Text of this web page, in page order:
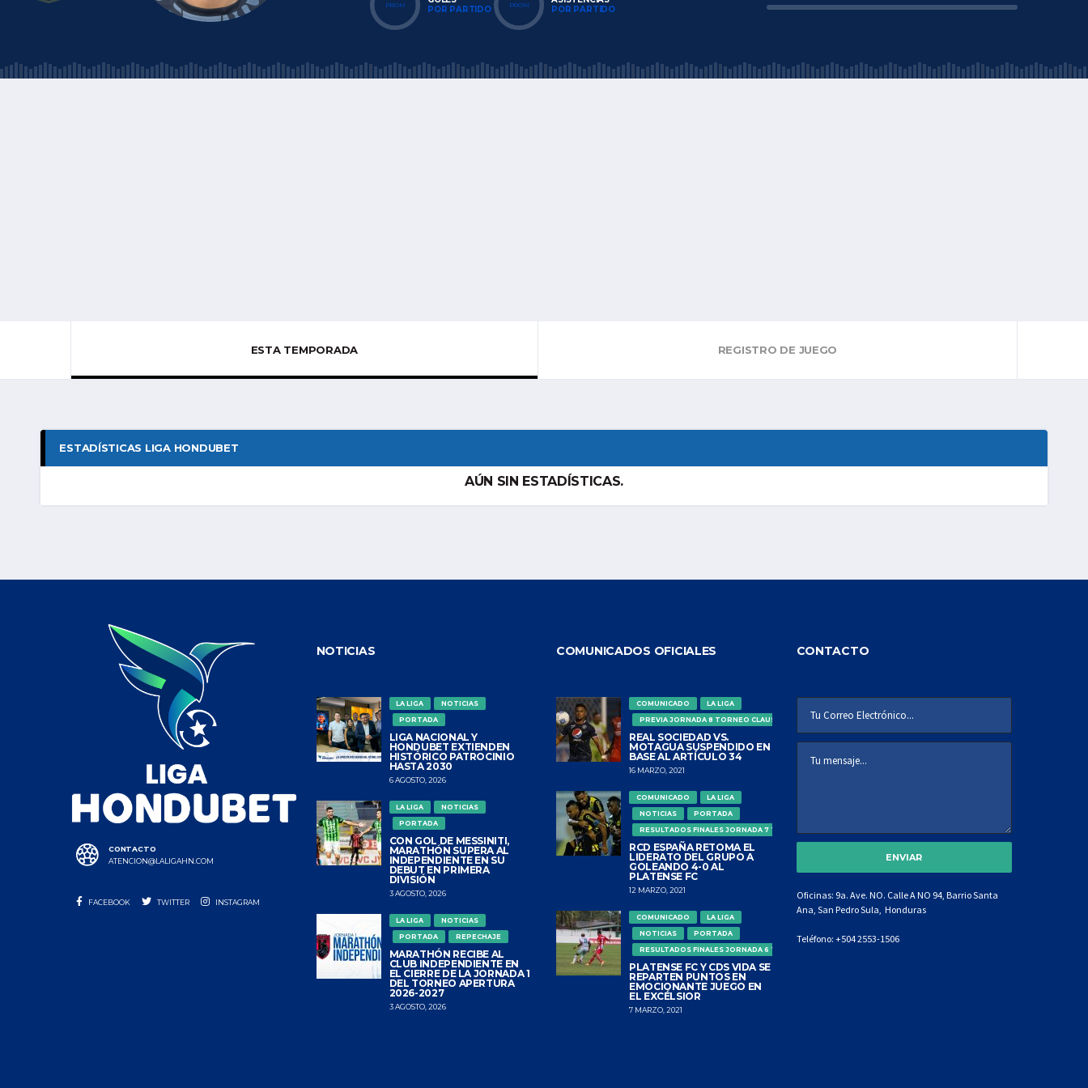
PROM
POR PARTIDO
PROM
POR PARTIDO
ESTA TEMPORADA REGISTRO DE JUEGO
ESTADÍSTICAS LIGA HONDUBET
AÚN SIN ESTADÍSTICAS.
CONTACTO
ATENCION@LALIGAHN.COM
FACEBOOK TWITTER INSTAGRAM
NOTICIAS
LA LIGA
NOTICIAS
PORTADA
LIGA NACIONAL Y
HONDUBET EXTIENDEN
HISTÓRICO PATROCINIO
HASTA 2030
6 AGOSTO, 2026
LA LIGA
NOTICIAS
PORTADA
CON GOL DE MESSINITI,
MARATHÓN SUPERA AL
INDEPENDIENTE EN SU
DEBUT EN PRIMERA
DIVISIÓN
3 AGOSTO, 2026
LA LIGA
NOTICIAS
PORTADA
REPECHAJE
MARATHÓN RECIBE AL
CLUB INDEPENDIENTE EN
EL CIERRE DE LA JORNADA 1
DEL TORNEO APERTURA
2026-2027
3 AGOSTO, 2026
COMUNICADOS OFICIALES
COMUNICADO
LA LIGA
PREVIA JORNADA 8 TORNEO CLAUSURA
REAL SOCIEDAD VS.
MOTAGUA SUSPENDIDO EN
BASE AL ARTÍCULO 34
16 MARZO, 2021
COMUNICADO
LA LIGA
NOTICIAS
PORTADA
RESULTADOS FINALES JORNADA 7 TORNEO CLAUSURA
RCD ESPAÑA RETOMA EL
LIDERATO DEL GRUPO A
GOLEANDO 4-0 AL
PLATENSE FC
12 MARZO, 2021
COMUNICADO
LA LIGA
NOTICIAS
PORTADA
RESULTADOS FINALES JORNADA 6 TORNEO CLAUSURA
PLATENSE FC Y CDS VIDA SE
REPARTEN PUNTOS EN
EMOCIONANTE JUEGO EN
EL EXCÉLSIOR
7 MARZO, 2021
CONTACTO
Oficinas: 9a. Ave. NO. Calle A NO 94, Barrio Santa
Ana, San Pedro Sula, Honduras
Teléfono: +504 2553-1506